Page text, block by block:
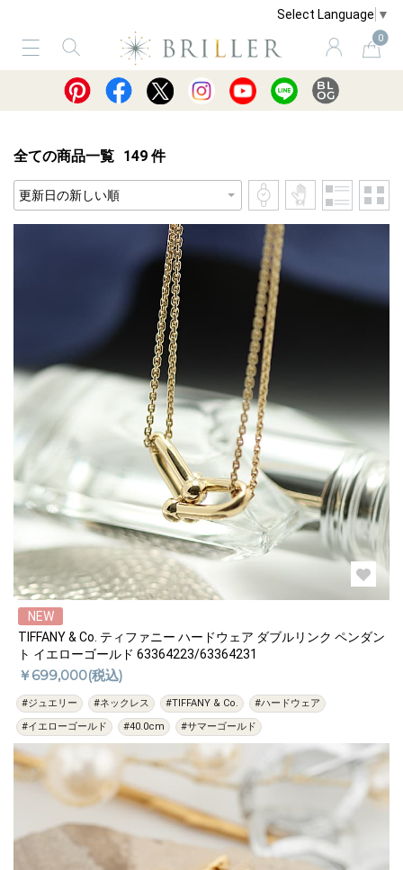
Select Language ▼
0
サービス ショッピングガイド 買取
全ての商品一覧 149 件
NEW
TIFFANY & Co. ティファニー ハードウェア ダブルリンク ペンダン
ト イエローゴールド 63364223/63364231
￥699,000(税込)
#ジュエリー #ネックレス #TIFFANY & Co.
#ハードウェア
#イエローゴールド
#40.0cm #サマーゴールド